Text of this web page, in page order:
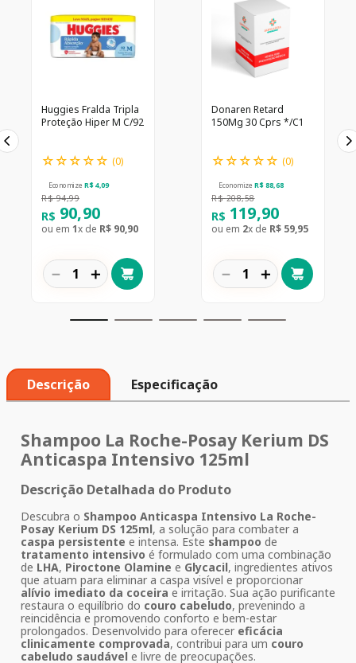
Huggies Fralda Tripla
Proteção Hiper M C/92
☆☆☆☆☆ (0)
Economize R$ 4,09
R$ 94,99
R$ 90,90
ou em 1x de R$ 90,90
＋
－
Donaren Retard
150Mg 30 Cprs */C1
☆☆☆☆☆ (0)
Economize R$ 88,68
R$ 208,58
R$ 119,90
ou em 2x de R$ 59,95
＋
－
Descrição Especificação
Shampoo La Roche-Posay Kerium DS
Anticaspa Intensivo 125ml
Descrição Detalhada do Produto
Descubra o Shampoo Anticaspa Intensivo La Roche-
Posay Kerium DS 125ml, a solução para combater a
caspa persistente e intensa. Este shampoo de
tratamento intensivo é formulado com uma combinação
de LHA, Piroctone Olamine e Glycacil, ingredientes ativos
que atuam para eliminar a caspa visível e proporcionar
alívio imediato da coceira e irritação. Sua ação purificante
restaura o equilíbrio do couro cabeludo, prevenindo a
reincidência e promovendo conforto e bem-estar
prolongados. Desenvolvido para oferecer eficácia
clinicamente comprovada, contribui para um couro
cabeludo saudável e livre de preocupações.